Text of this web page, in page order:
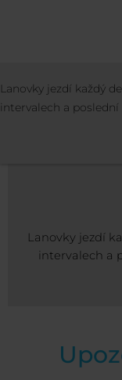
Čeština
STŘEDISKO
Lanovky jezdí
intervalech a
Lanovky jezdí každý
intervalech a poslední